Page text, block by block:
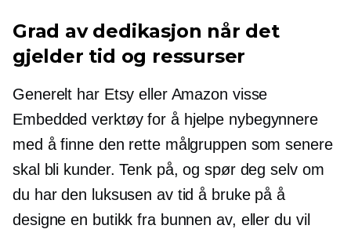
Grad av dedikasjon når det
gjelder tid og ressurser
Generelt har Etsy eller Amazon visse
Embedded verktøy for å hjelpe nybegynnere
med å finne den rette målgruppen som senere
skal bli kunder. Tenk på, og spør deg selv om
du har den luksusen av tid å bruke på å
designe en butikk fra bunnen av, eller du vil